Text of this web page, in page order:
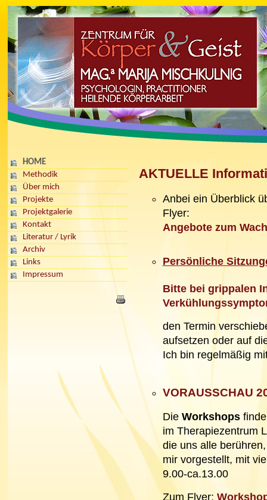
HOME
Methodik
Über mich
Projekte
Projektgalerie
Kontakt
Literatur / Lyrik
Archiv
Links
Impressum
AKTUELLE
Anbei ein Überblick
Flyer:
Angebote zum
Persönliche
Bitte bei grippalen
den Termin
aufsetzen oder auf
Ich bin regelmäßig
VORAUSSCHAU
Die Workshops
im Therapiezentrum
die uns alle
mir vorgestellt, mit
9.00-ca.13.00
Zum Flyer: